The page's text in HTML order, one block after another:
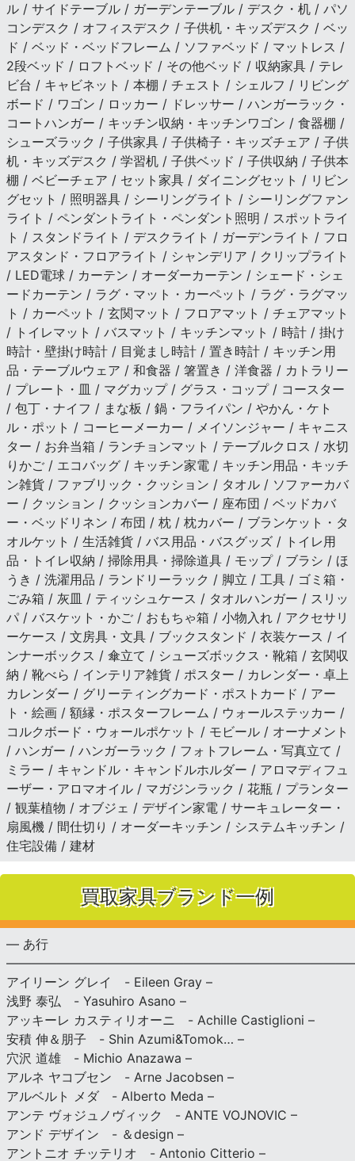
ル / サイドテーブル / ガーデンテーブル / デスク・机 / パソ
コンデスク / オフィスデスク / 子供机・キッズデスク / ベッ
ド / ベッド・ベッドフレーム / ソファベッド / マットレス /
2段ベッド / ロフトベッド / その他ベッド / 収納家具 / テレ
ビ台 / キャビネット / 本棚 / チェスト / シェルフ / リビング
ボード / ワゴン / ロッカー / ドレッサー / ハンガーラック・
コートハンガー / キッチン収納・キッチンワゴン / 食器棚 /
シューズラック / 子供家具 / 子供椅子・キッズチェア / 子供
机・キッズデスク / 学習机 / 子供ベッド / 子供収納 / 子供本
棚 / ベビーチェア / セット家具 / ダイニングセット / リビン
グセット / 照明器具 / シーリングライト / シーリングファン
ライト / ペンダントライト・ペンダント照明 / スポットライ
ト / スタンドライト / デスクライト / ガーデンライト / フロ
アスタンド・フロアライト / シャンデリア / クリップライト
/ LED電球 / カーテン / オーダーカーテン / シェード・シェ
ードカーテン / ラグ・マット・カーペット / ラグ・ラグマッ
ト / カーペット / 玄関マット / フロアマット / チェアマット
/ トイレマット / バスマット / キッチンマット / 時計 / 掛け
時計・壁掛け時計 / 目覚まし時計 / 置き時計 / キッチン用
品・テーブルウェア / 和食器 / 箸置き / 洋食器 / カトラリー
/ プレート・皿 / マグカップ / グラス・コップ / コースター
/ 包丁・ナイフ / まな板 / 鍋・フライパン / やかん・ケト
ル・ポット / コーヒーメーカー / メイソンジャー / キャニス
ター / お弁当箱 / ランチョンマット / テーブルクロス / 水切
りかご / エコバッグ / キッチン家電 / キッチン用品・キッチ
ン雑貨 / ファブリック・クッション / タオル / ソファーカバ
ー / クッション / クッションカバー / 座布団 / ベッドカバ
ー・ベッドリネン / 布団 / 枕 / 枕カバー / ブランケット・タ
オルケット / 生活雑貨 / バス用品・バスグッズ / トイレ用
品・トイレ収納 / 掃除用具・掃除道具 / モップ / ブラシ / ほ
うき / 洗濯用品 / ランドリーラック / 脚立 / 工具 / ゴミ箱・
ごみ箱 / 灰皿 / ティッシュケース / タオルハンガー / スリッ
パ / バスケット・かご / おもちゃ箱 / 小物入れ / アクセサリ
ーケース / 文房具・文具 / ブックスタンド / 衣装ケース / イ
ンナーボックス / 傘立て / シューズボックス・靴箱 / 玄関収
納 / 靴べら / インテリア雑貨 / ポスター / カレンダー・卓上
カレンダー / グリーティングカード・ポストカード / アー
ト・絵画 / 額縁・ポスターフレーム / ウォールステッカー /
コルクボード・ウォールポケット / モビール / オーナメント
/ ハンガー / ハンガーラック / フォトフレーム・写真立て /
ミラー / キャンドル・キャンドルホルダー / アロマディフュ
ーザー・アロマオイル / マガジンラック / 花瓶 / プランター
/ 観葉植物 / オブジェ / デザイン家電 / サーキュレーター・
扇風機 / 間仕切り / オーダーキッチン / システムキッチン /
住宅設備 / 建材
買取家具ブランド一例
— あ行
アイリーン グレイ - Eileen Gray –
浅野 泰弘 - Yasuhiro Asano –
アッキーレ カスティリオーニ - Achille Castiglioni –
安積 伸＆朋子 - Shin Azumi&Tomok… –
穴沢 道雄 - Michio Anazawa –
アルネ ヤコブセン - Arne Jacobsen –
アルベルト メダ - Alberto Meda –
アンテ ヴォジュノヴィック - ANTE VOJNOVIC –
アンド デザイン - ＆design –
アントニオ チッテリオ - Antonio Citterio –